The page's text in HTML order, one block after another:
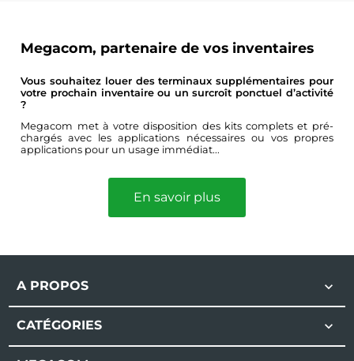
Megacom, partenaire de vos inventaires
Vous souhaitez louer des terminaux supplémentaires pour
votre prochain inventaire ou un surcroît ponctuel d’activité
?
Megacom met à votre disposition des kits complets et pré-
chargés avec les applications nécessaires ou vos propres
applications pour un usage immédiat...
En savoir plus
A PROPOS 
CATÉGORIES 